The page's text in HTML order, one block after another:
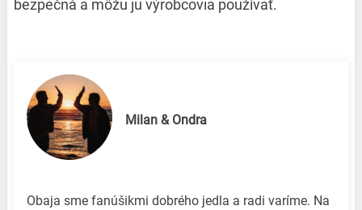
bezpečná a môžu ju výrobcovia používať.
Milan & Ondra
Obaja sme fanúšikmi dobrého jedla a radi varíme. Na